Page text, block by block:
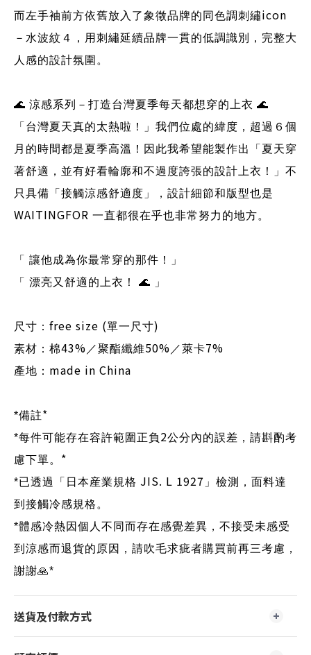
而左手袖前方依舊放入了象徵品牌的同色調刺繡icon
－水波紋４，用刺繡延續品牌一貫的低調識別，完整大
人感的設計氛圍。
🌊 涼感系列－打造台灣夏季每天都想穿的上衣 🌊
「台灣夏天真的太熱啦！」我們位處的緯度，超過６個
月的時間都是夏季高溫！因此我希望能製作出「夏天穿
著舒適，並有好看輪廓和不過度誇張的設計上衣！」不
只具備「接觸涼感舒適度」，設計細節和版型也是
WAITINGFOR 一直都很在乎也非常努力的地方。
「 讓他成為你最常穿的那件！」
「 漂亮又舒適的上衣！ 🌊 」
尺寸： free size (單一尺寸)
素材：棉43% ／聚酯纖維50% ／萊卡7%
產地： made in China
*備註*
*每件可能存在容許範圍正負 2公分內的誤差，請斟酌考
慮下單。 *
*已透過「日本産業規格 JIS. L 1927 」檢測，面料達
到接觸冷感規格。
*體感冷熱因個人不同而存在感覺差異，不接受未感受
到涼感而退貨的原因，請吹毛求疵者購買前再三考慮，
謝謝🙏*
送貨及付款方式